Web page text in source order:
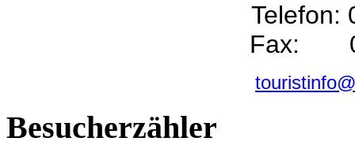
Telefon:
Fax:
Besucherzähler